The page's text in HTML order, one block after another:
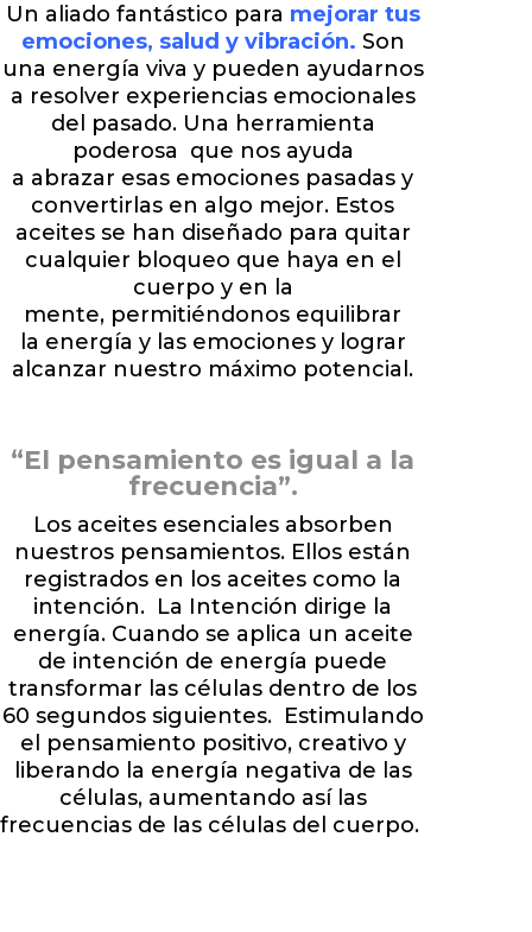
Un aliado fantástico para mejorar tus
emociones, salud y vibración. Son
una energía viva y pueden ayudarnos
a resolver experiencias emocionales
del pasado. Una herramienta
poderosa que nos ayuda
a abrazar esas emociones pasadas y
convertirlas en algo mejor. Estos
aceites se han diseñado para quitar
cualquier bloqueo que haya en el
cuerpo y en la
mente, permitiéndonos equilibrar
la energía y las emociones y lograr
alcanzar nuestro máximo potencial.
“El pensamiento es igual a la
frecuencia”.
Los aceites esenciales absorben
nuestros pensamientos. Ellos están
registrados en los aceites como la
intención. La Intención dirige la
energía. Cuando se aplica un aceite
de intención de energía puede
transformar las células dentro de los
60 segundos siguientes. Estimulando
el pensamiento positivo, creativo y
liberando la energía negativa de las
células, aumentando así las
frecuencias de las células del cuerpo.